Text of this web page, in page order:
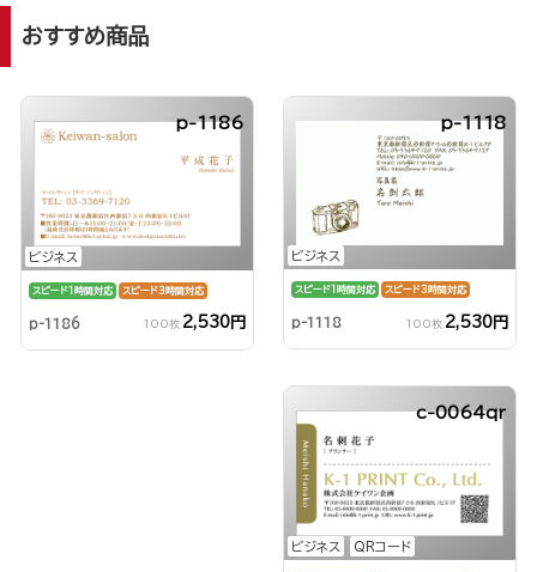
おすすめ商品
ビジネス
p-1186
スピード1時間対応 スピード3時間対応
p-1186 100枚 2,530円
ビジネス
p-1118
スピード1時間対応 スピード3時間対応
p-1118 100枚 2,530円
ビジネス QRコード
c-0064qr